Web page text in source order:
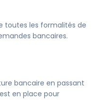
toutes les formalités de
bancaires.
bancaire en passant
en place pour